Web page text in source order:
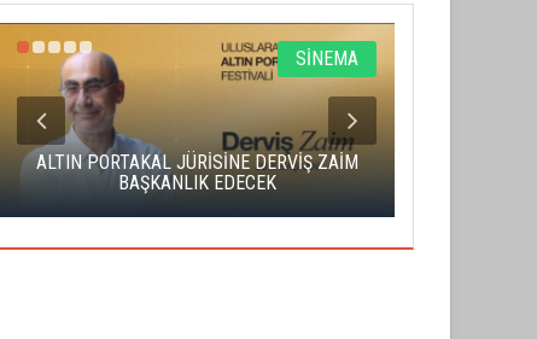
SİNEMA
ALTIN PORTAKAL JÜRİSİNE DERVİŞ ZAİM
BAŞKANLIK EDECEK